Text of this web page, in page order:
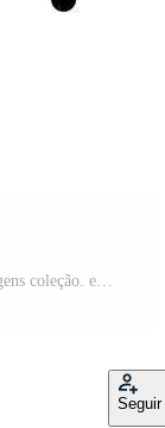
Seguir